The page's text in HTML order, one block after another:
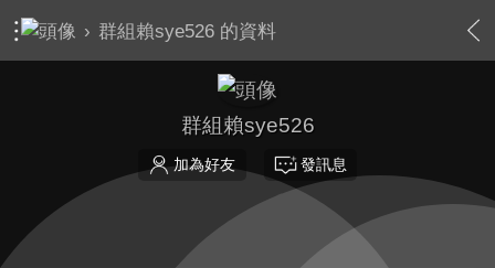
› 群組賴sye526 的資料
群組賴sye526
加為好友 發訊息